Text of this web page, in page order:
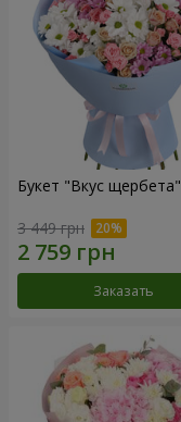
Букет "Вкус щербета"
3 449 грн
Заказать